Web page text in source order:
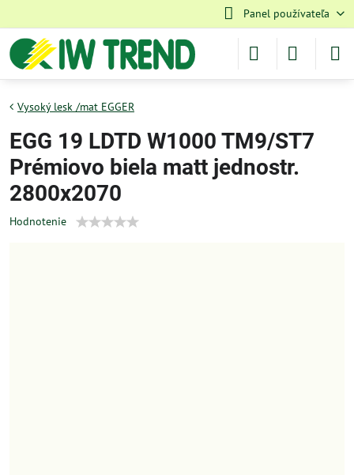
Panel používateľa
Vysoký lesk /mat EGGER
EGG 19 LDTD W1000 TM9/ST7
Prémiovo biela matt jednostr.
2800x2070
Hodnotenie